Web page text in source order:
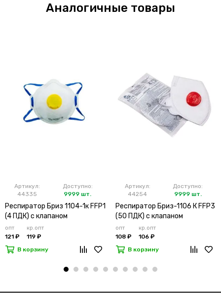
Аналогичные товары
Артикул:
44335
Доступно:
9999 шт.
Респиратор Бриз 1104-1к FFP1
(4 ПДК) с клапаном
опт
121 ₽
кр.опт
119 ₽
В корзину
Артикул:
44254
Доступно:
9999 шт.
Респиратор Бриз-1106 К FFP3
(50 ПДК) с клапаном
опт
108 ₽
кр.опт
106 ₽
В корзину